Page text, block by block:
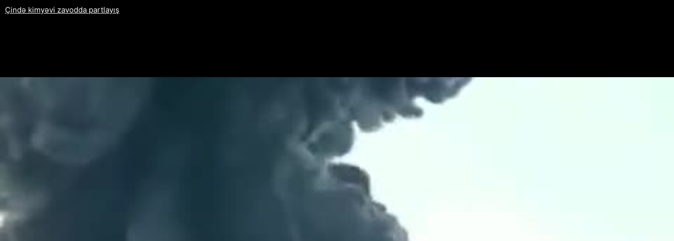
Çində kimyəvi zavodda partlayış